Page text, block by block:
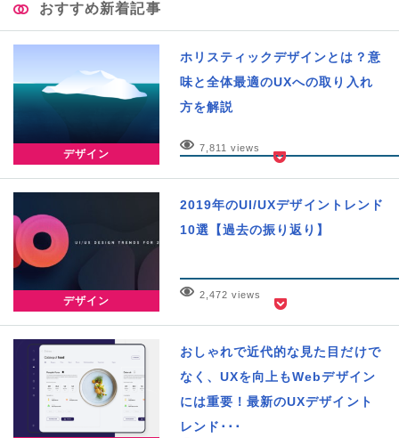
おすすめ新着記事
デザイン
ホリスティックデザインとは？意
味と全体最適のUXへの取り入れ
方を解説
7,811 views
デザイン
2019年のUI/UXデザイントレンド
10選【過去の振り返り】
2,472 views
おしゃれで近代的な見た目だけで
なく、UXを向上もWebデザイン
には重要！最新のUXデザイント
レンド･･･